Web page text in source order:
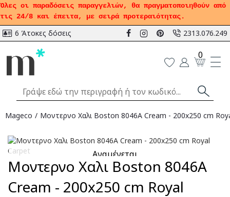
Όλες οι παραδόσεις παραγγελιών, θα πραγματοποιηθούν από
τις 24/8 και έπειτα, με σειρά προτεραιότητας.
6 Άτοκες δόσεις 2313.076.249
0
Mageco Μοντερνο Χαλι Boston 8046A Cream - 200x250 cm
Αναμένεται
Μοντερνο Χαλι Boston 8046A
Cream - 200x250 cm Royal